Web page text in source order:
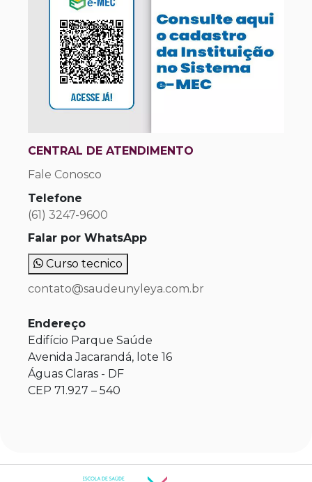
CENTRAL DE ATENDIMENTO
Fale Conosco
Telefone
(61) 3247-9600
Falar por WhatsApp
Curso tecnico
contato@saudeunyleya.com.br
Endereço
Edifício Parque Saúde
Avenida Jacarandá, lote 16
Águas Claras - DF
CEP 71.927 – 540